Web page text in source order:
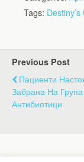
Tags: Destiny’s
Previous Post
Пациенти
Забрана На Група
Антибиотици